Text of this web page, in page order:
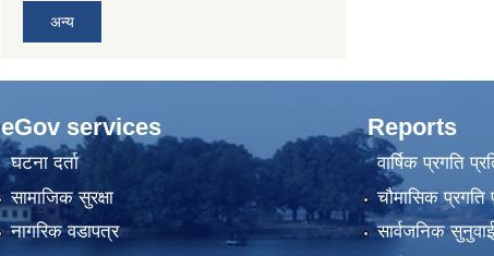
अन्य
eGov services
घटना दर्ता
सामाजिक सुरक्षा
नागरिक वडापत्र
Reports
वार्षिक प्रगति
चौमासिक प्रगति
सार्वजनिक सुनुवाई